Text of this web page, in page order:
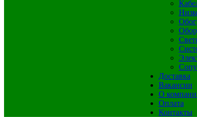
Доставка
Вакансии
О
Оплата
Контакты